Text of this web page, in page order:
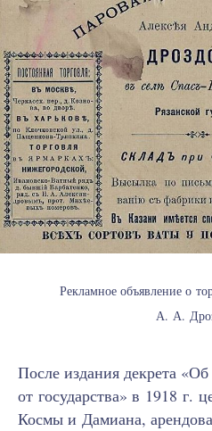
Рекламное объявление о
А. А.
После издания декрета
от государства» в 1918 г.
Космы и Дамиана,